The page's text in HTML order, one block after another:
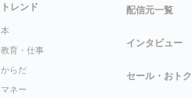
トレンド
本
教育・仕事
からだ
マネー
配信元一覧
インタビュー
セール・おトク